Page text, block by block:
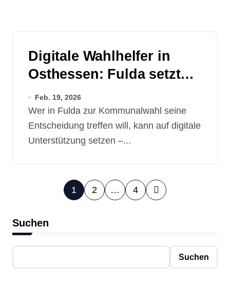
Digitale Wahlhelfer in
Osthessen: Fulda setzt
auf Lokal-O-Mat – Region
bleibt sonst außen vor
Feb. 19, 2026
Wer in Fulda zur Kommunalwahl seine
Entscheidung treffen will, kann auf digitale
Unterstützung setzen –...
S
i
t
e
1 2 … 4
Suchen
Suchen